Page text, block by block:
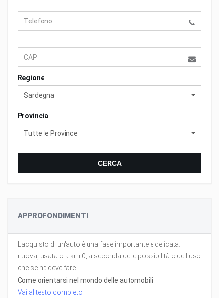
Regione
Sardegna
Provincia
Tutte le Province
CERCA
APPROFONDIMENTI
L'acquisto di un'auto è una fase importante e delicata:
nuova, usata o a km 0, a seconda delle possibilità o dell'uso
che se ne deve fare.
Come orientarsi nel mondo delle automobili
Vai al testo completo